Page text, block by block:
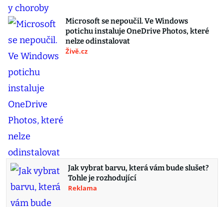
Microsoft se nepoučil. Ve Windows
potichu instaluje OneDrive Photos, které
nelze odinstalovat
Živě.cz
Jak vybrat barvu, která vám bude slušet?
Tohle je rozhodující
Reklama